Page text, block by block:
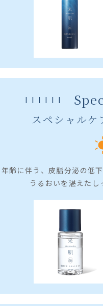
スペシャルケ
年齢に伴う、皮脂分泌の低
うるおいを湛えたし